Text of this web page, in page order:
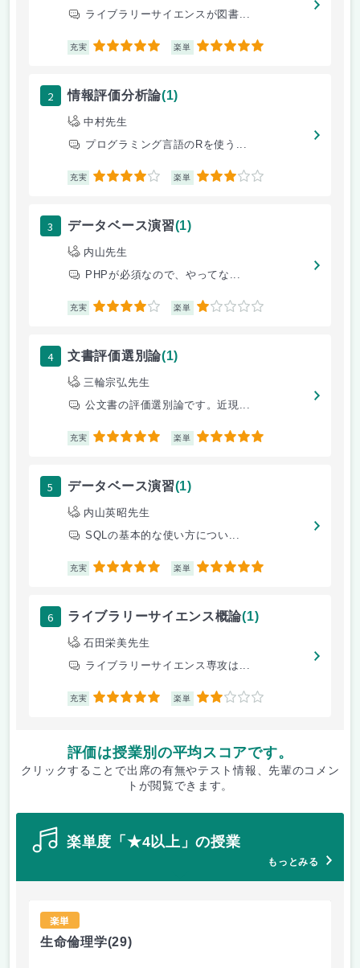
ライブラリーサイエンスが図書...
充実 5 楽単 5
2 情報評価分析論(1)
中村先生
プログラミング言語のRを使う...
充実 4 楽単 3
3 データベース演習(1)
内山先生
PHPが必須なので、やってな...
充実 4 楽単 1
4 文書評価選別論(1)
三輪宗弘先生
公文書の評価選別論です。近現...
充実 5 楽単 5
5 データベース演習(1)
内山英昭先生
SQLの基本的な使い方につい...
充実 5 楽単 5
6 ライブラリーサイエンス概論(1)
石田栄美先生
ライブラリーサイエンス専攻は...
充実 5 楽単 2
評価は授業別の平均スコアです。
クリックすることで出席の有無やテスト情報、先輩のコメン
トが閲覧できます。
楽単度「★4以上」の授業
もっとみる
楽単
生命倫理学(29)